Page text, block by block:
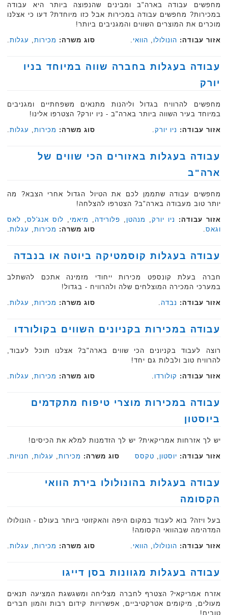
מחפשים עבודה בארה"ב ומבינים שהנפוצה ביותר היא עבודה
במכירות? מחפשים עבודה במכירות אבל כזו מיוחדת? דעו כי אצלנו
מוכרים את המוצרים השווים והמגניבים ביותר!
אזור עבודה: הונולולו הוואי סוג משרה: מכירות, עגלות.‏
עבודה בעגלות בחברה שווה במיוחד בניו
יורק
מחפשים להרוויח בגדול וליהנות מתנאים משפחתיים ומגניבים
במיוחד בעיר השווה ביותר בארה"ב - ניו יורק? הצטרפו אלינו!
אזור עבודה: ניו יורק סוג משרה: מכירות, עגלות.‏
עבודה בעגלות באזורים הכי שווים של
ארה"ב
מחפשים עבודה שתממן לכם את הטיול הגדול אחרי הצבא? מה
יותר טוב מעבודה בארה"ב? הצטרפו להצלחה!
אזור עבודה: ניו יורק מנהטן פלורידה מיאמי לוס אנג'לס, לאס
וגאס
סוג משרה: מכירות, עגלות.‏
עבודה בעגלות קוסמטיקה ביוטה או בנבדה
חברה בעלת קונספט מכירות ייחודי מזמינה אתכם להשתלב
במערכי המכירה המוצלחים שלה ולהרוויח - בגדול!
אזור עבודה: נבדה סוג משרה: מכירות, עגלות.‏
עבודה במכירות בקניונים השווים בקולורדו
רוצה לעבוד בקניונים הכי שווים בארה"ב? אצלנו תוכל לעבוד,
להרוויח טוב ולבלות גם יחד!
אזור עבודה: קולורדו סוג משרה: מכירות, עגלות.‏
עבודה במכירות מוצרי טיפוח מתקדמים
ביוסטון
יש לך אזרחות אמריקאית? יש לך הזדמנות למלא את הכיסים!
אזור עבודה: יוסטון טקסס סוג משרה: מכירות, עגלות, חנויות.‏
עבודה בעגלות בהונולולו בירת הוואי
הקסומה
בעל ויזה? בוא לעבוד במקום היפה והאקזוטי ביותר בעולם - הונולולו
המדהימה שבהוואי הקסומה!
אזור עבודה: הונולולו הוואי סוג משרה: מכירות, עגלות.
עבודה בעגלות מגוונות בסן דייגו
אזרח אמריקאי? הצטרף לחברה מצליחה ומשגשגת המציעה תנאים
מעולים, מיקומים אטרקטיביים, אפשרויות קידום רבות והמון חברים
טובים!